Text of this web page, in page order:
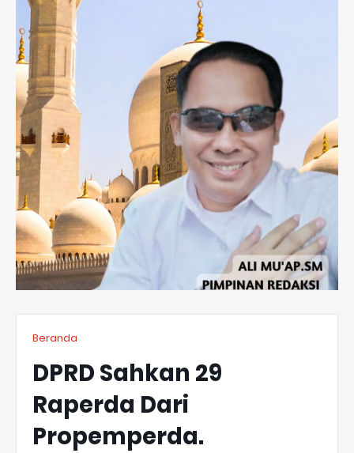
Beranda
DPRD Sahkan 29
Raperda Dari
Propemperda.